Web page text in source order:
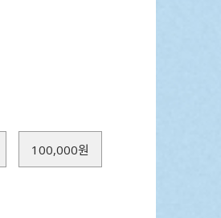
100,000원